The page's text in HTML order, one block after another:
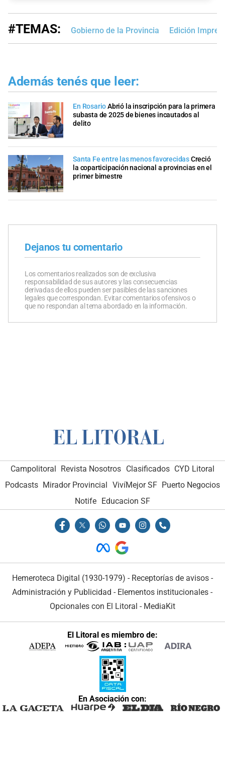
#TEMAS: Gobierno de la Provincia Edición
Además tenés que leer:
En RosarioAbrió la inscripción para la primera
subasta de 2025 de bienes incautados al
delito
Santa Fe entre las menos favorecidasCreció
la coparticipación nacional a provincias en el
primer bimestre
Dejanos tu comentario
Los comentarios realizados son de exclusiva
responsabilidad de sus autores y las consecuencias
derivadas de ellos pueden ser pasibles de las sanciones
legales que correspondan. Evitar comentarios ofensivos o
que no respondan al tema abordado en la información.
Campolitoral Revista Nosotros Clasificados CYD Litoral
Podcasts Mirador Provincial VivíMejor SF Puerto Negocios
Notife Educacion SF
Hemeroteca Digital (1930-1979) - Receptorías de avisos -
Administración y Publicidad - Elementos institucionales -
Opcionales con El Litoral - MediaKit
El Litoral es miembro de:
En Asociación con: